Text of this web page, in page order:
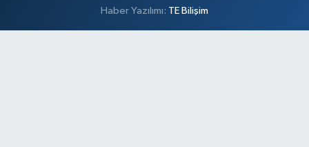
Haber Yazılımı: TE Bilişim